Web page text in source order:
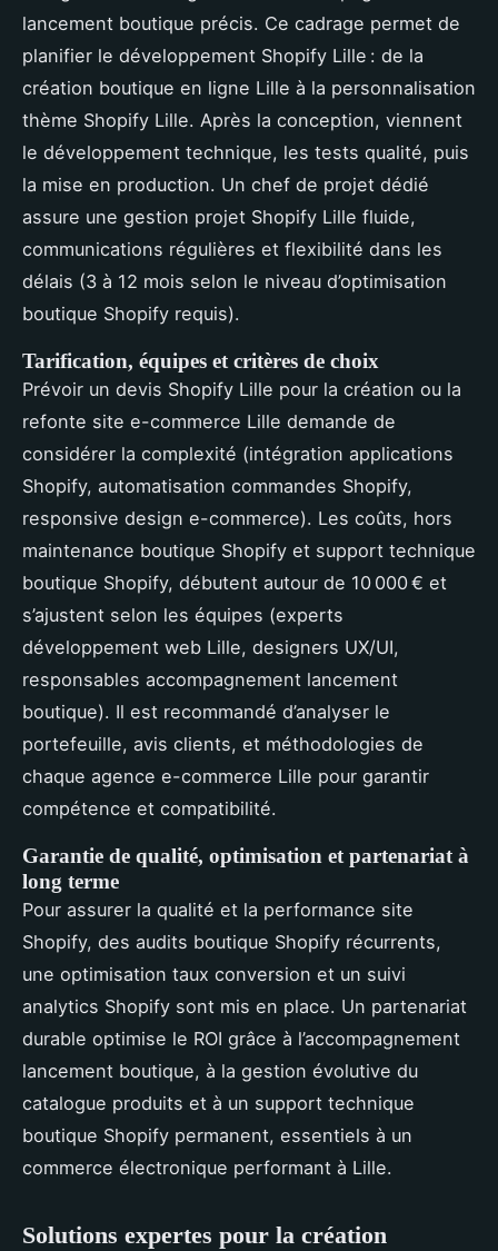
lancement boutique précis. Ce cadrage permet de
planifier le développement Shopify Lille : de la
création boutique en ligne Lille à la personnalisation
thème Shopify Lille. Après la conception, viennent
le développement technique, les tests qualité, puis
la mise en production. Un chef de projet dédié
assure une gestion projet Shopify Lille fluide,
communications régulières et flexibilité dans les
délais (3 à 12 mois selon le niveau d’optimisation
boutique Shopify requis).
Tarification, équipes et critères de choix
Prévoir un devis Shopify Lille pour la création ou la
refonte site e-commerce Lille demande de
considérer la complexité (intégration applications
Shopify, automatisation commandes Shopify,
responsive design e-commerce). Les coûts, hors
maintenance boutique Shopify et support technique
boutique Shopify, débutent autour de 10 000 € et
s’ajustent selon les équipes (experts
développement web Lille, designers UX/UI,
responsables accompagnement lancement
boutique). Il est recommandé d’analyser le
portefeuille, avis clients, et méthodologies de
chaque agence e-commerce Lille pour garantir
compétence et compatibilité.
Garantie de qualité, optimisation et partenariat à
long terme
Pour assurer la qualité et la performance site
Shopify, des audits boutique Shopify récurrents,
une optimisation taux conversion et un suivi
analytics Shopify sont mis en place. Un partenariat
durable optimise le ROI grâce à l’accompagnement
lancement boutique, à la gestion évolutive du
catalogue produits et à un support technique
boutique Shopify permanent, essentiels à un
commerce électronique performant à Lille.
Solutions expertes pour la création